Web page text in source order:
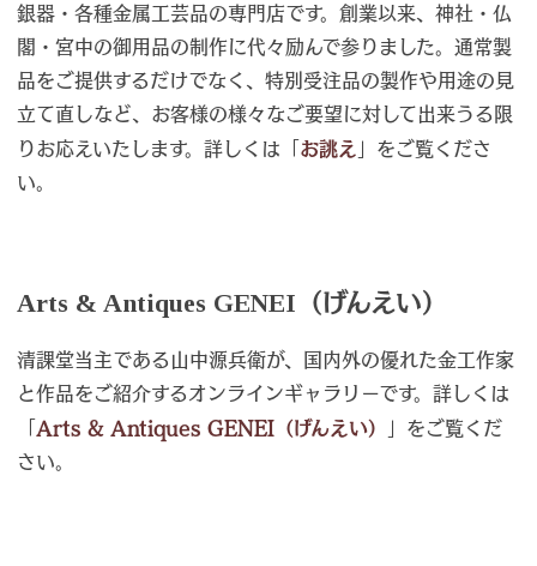
銀器・各種金属工芸品の専門店です。創業以来、神社・仏
閣・宮中の御用品の制作に代々励んで参りました。通常製
品をご提供するだけでなく、特別受注品の製作や用途の見
立て直しなど、お客様の様々なご要望に対して出来うる限
りお応えいたします。詳しくは「 お誂え
」をご覧くださ
い。
Arts & Antiques GENEI（げんえい）
清課堂当主である山中源兵衛が、国内外の優れた金工作家
と作品をご紹介するオンラインギャラリーです。詳しくは
Arts & Antiques GENEI（げんえい）
」をご覧くだ
さい。